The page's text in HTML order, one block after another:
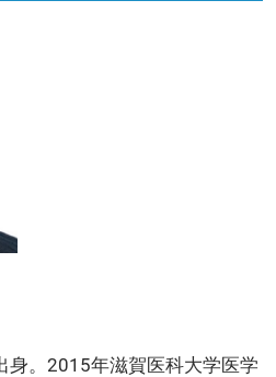
身。2015年滋賀医科大学医学